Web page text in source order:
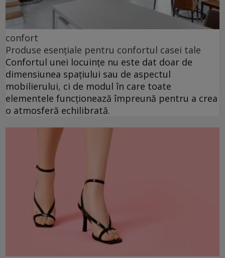
confort
Produse esențiale pentru confortul casei tale
Confortul unei locuințe nu este dat doar de
dimensiunea spațiului sau de aspectul
mobilierului, ci de modul în care toate
elementele funcționează împreună pentru a crea
o atmosferă echilibrată.